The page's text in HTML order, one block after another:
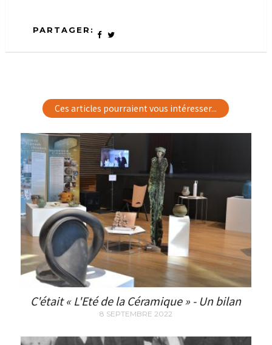
PARTAGER:
Ces articles pourraient vous intéresser...
C'était « L'Eté de la Céramique » - Un bilan
8 SEPTEMBRE 2022